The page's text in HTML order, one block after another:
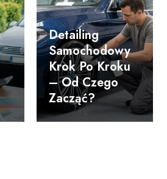
Detailing
Samochodowy
Krok Po Kroku
– Od Czego
Zacząć?